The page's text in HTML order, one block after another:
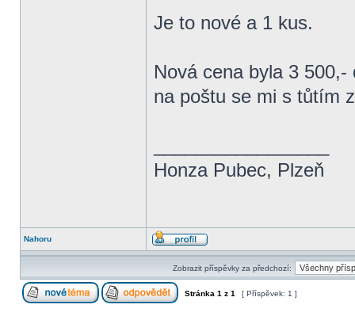
Je to nové a 1 kus.
Nová cena byla 3
na poštu se mi s tůtím
Honza Pubec, Plzeň
Nahoru
Zobrazit příspěvky za předchozí:
Stránka 1 z 1 [ Příspěvek: 1 ]